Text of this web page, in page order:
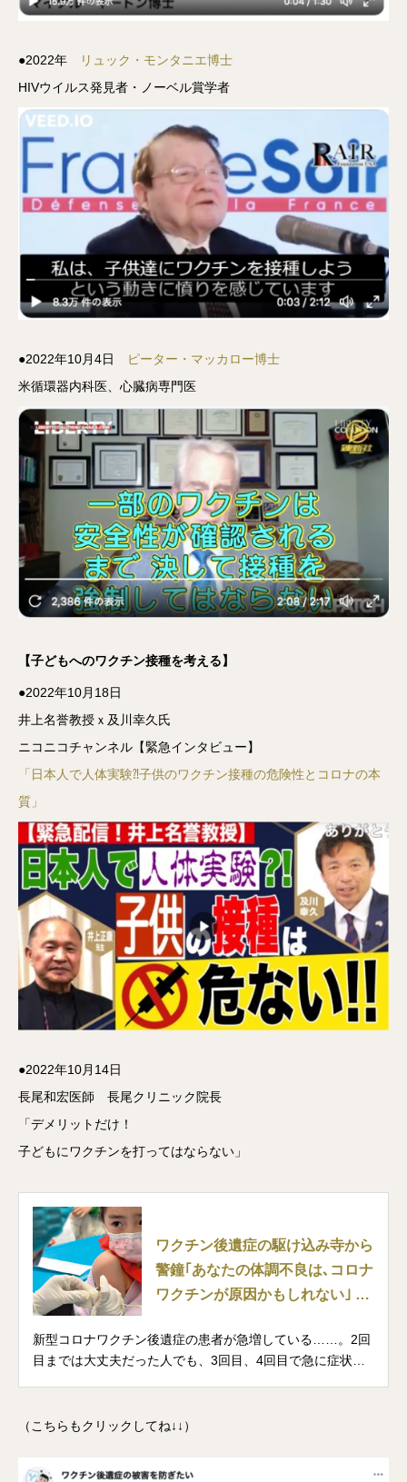
●2022年
リュック・モンタニエ博士
HIVウイルス発見者・ノーベル賞学者
●2022年10月4日
ピーター・マッカロー博士
米循環器内科医、心臓病専門医
【子どもへのワクチン接種を考える】
●2022年10月18日
井上名誉教授ｘ及川幸久氏
ニコニコチャンネル【緊急インタビュー】
「日本人で人体実験⁈子供のワクチン接種の危険性とコロナの本
質」
●2022年10月14日
長尾和宏医師 長尾クリニック院長
「デメリットだけ！
子どもにワクチンを打ってはならない」
ワクチン後遺症の駆け込み寺から
警鐘｢あなたの体調不良は､コロナ
ワクチンが原因かもしれない｣ 死
急増しているのはなぜか
新型コロナワクチン後遺症の患者が急増している……。2回
目までは大丈夫だった人でも、3回目、4回目で急に症状が
庫県尼崎市）長尾和宏医師が、医療現場で診察した事例を
（こちらもクリックしてね↓↓）